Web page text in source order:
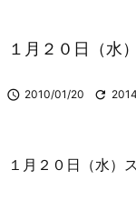
１月２０日（水
 2010/01/20 
１月２０日（水）